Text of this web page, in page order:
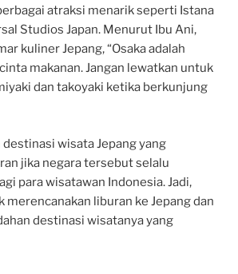
atraksi menarik seperti Istana
Studios Japan. Menurut Ibu Ani,
kuliner Jepang, “Osaka adalah
makanan. Jangan lewatkan untuk
dan takoyaki ketika berkunjung
wisata Jepang yang
jika negara tersebut selalu
para wisatawan Indonesia. Jadi,
merencanakan liburan ke Jepang dan
destinasi wisatanya yang